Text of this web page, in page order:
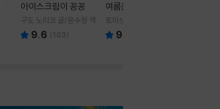
아이스크림이 꽁꽁
구도 노리코 글/윤수정 역
9.6 (103)
여름을 부탁해
토마쓰리 글그림
9.8